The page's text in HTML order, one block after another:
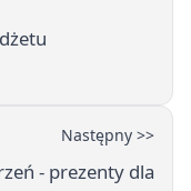
Następny >>
- prezenty dla